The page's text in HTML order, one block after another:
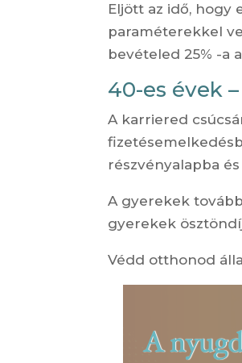
Eljött az idő, hogy
paraméterekkel
bevételed 25% -a
40-es évek
A karriered
részvényalapba
A gyerekek
gyerekek
Védd otthonod